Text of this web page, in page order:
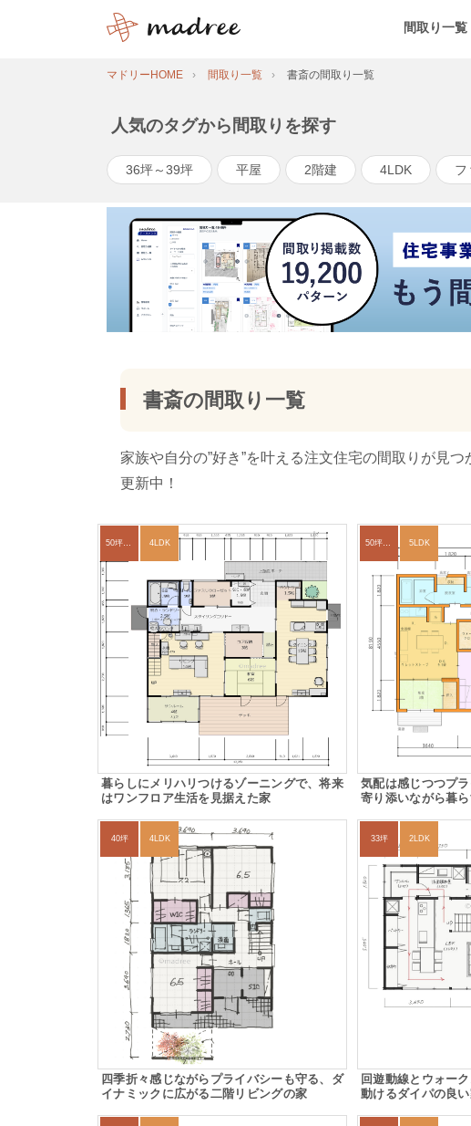
間取り一覧
マドリーHOME 間取り一覧 書斎の間取り一覧
人気のタグから間取りを探す
36坪～39坪 平屋 2階建 4LDK フ
書斎の間取り一覧
家族や自分の”好き”を叶える注文住宅の間取りが見
更新中！
50坪以上 4LDK
暮らしにメリハリつけるゾーニングで、将来
はワンフロア生活を見据えた家
50坪以上 5LDK
気配は感じつつプ
寄り添いながら暮
40坪 4LDK
四季折々感じながらプライバシーも守る、ダ
イナミックに広がる二階リビングの家
33坪 2LDK
回遊動線とウォー
動けるダイパの良